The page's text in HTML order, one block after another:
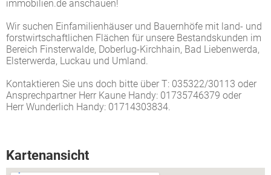
immobilien.de anschauen!
Wir suchen Einfamilienhäuser und Bauernhöfe mit land- und
forstwirtschaftlichen Flächen für unsere Bestandskunden im
Bereich Finsterwalde, Doberlug-Kirchhain, Bad Liebenwerda,
Elsterwerda, Luckau und Umland.
Kontaktieren Sie uns doch bitte über T: 035322/30113 oder
Ansprechpartner Herr Kaune Handy: 01735746379 oder
Herr Wunderlich Handy: 01714303834.
Kartenansicht